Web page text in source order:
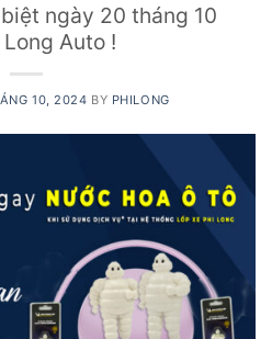
ngày 20 tháng 10
Auto !
10, 2024 BY PHILONG